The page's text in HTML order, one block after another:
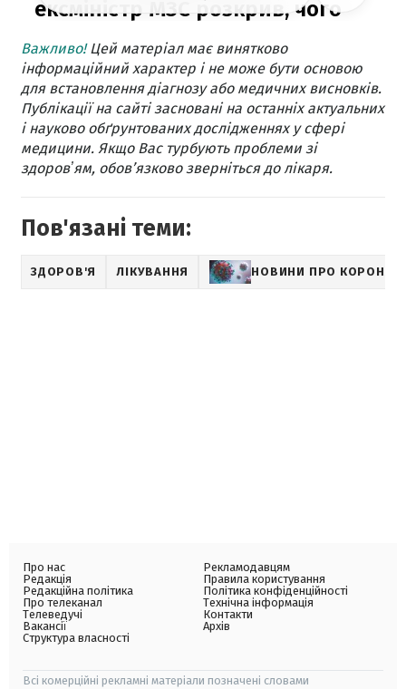
Важливо!Цей матеріал має винятково
інформаційний характер і не може бути основою
для встановлення діагнозу або медичних висновків.
Публікації на сайті засновані на останніх актуальних
і науково обґрунтованих дослідженнях у сфері
медицини. Якщо Вас турбують проблеми зі
здоровʼям, обов’язково зверніться до лікаря.
Пов'язані теми:
ЗДОРОВ'Я ЛІКУВАННЯ НОВИНИ ПРО
Про нас
Редакція
Редакційна політика
Про телеканал
Телеведучі
Вакансії
Структура власності
Рекламодавцям
Правила користування
Політика конфіденційності
Технічна інформація
Контакти
Архів
Всі комерційні рекламні матеріали позначені словами